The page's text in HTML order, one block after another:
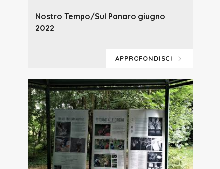
Nostro Tempo/Sul Panaro giugno
2022
APPROFONDISCI